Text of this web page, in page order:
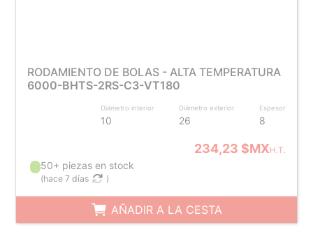
RODAMIENTO DE BOLAS - ALTA TEMPERATURA
6000-BHTS-2RS-C3-VT180
Diámetro interior
10
Diámetro exterior
26
Espesor
8
234,23 $MXH.T.
50+ piezas en stock
(hace 7 días )
AÑADIR A LA CESTA